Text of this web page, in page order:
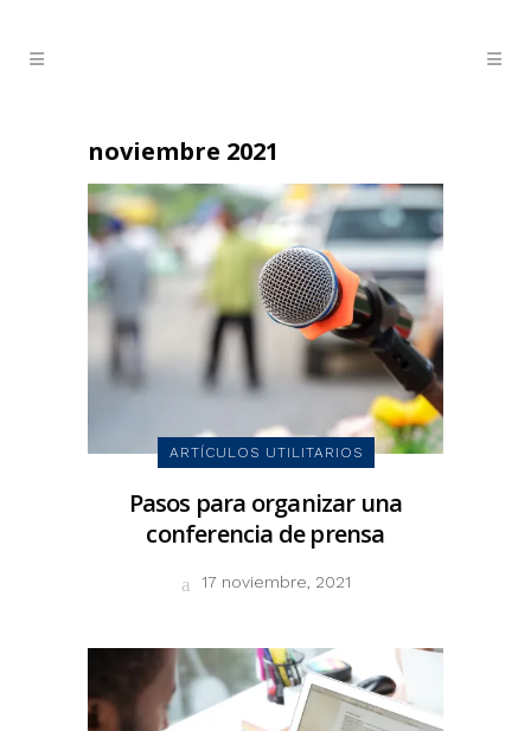
noviembre 2021
ARTÍCULOS UTILITARIOS
Pasos para organizar una
conferencia de prensa
17 noviembre, 2021